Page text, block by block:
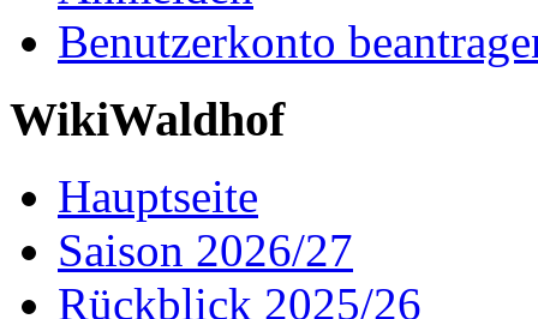
Benutzerkonto
WikiWaldhof
Hauptseite
Saison 2026/27
Rückblick 2025/26